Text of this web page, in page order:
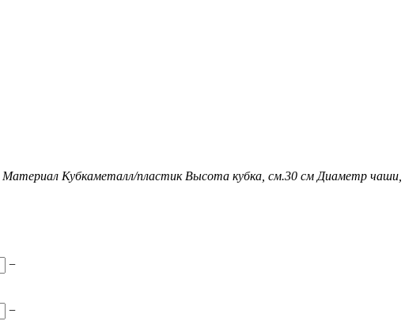
Материал Кубкаметалл/пластик Высота кубка, см.30 см Диаметр чаши,
−
−